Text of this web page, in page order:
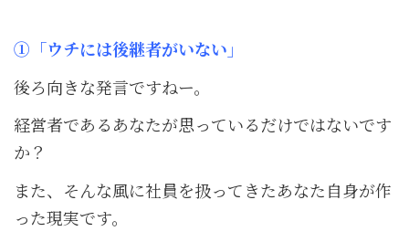
①「ウチには後継者がいない」
後ろ向きな発言ですねー。
経営者であるあなたが思っているだけではないです
か？
また、そんな風に社員を扱ってきたあなた自身が作
った現実です。